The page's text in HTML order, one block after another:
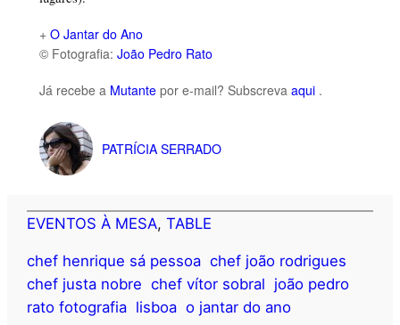
+ O Jantar do Ano
© Fotografia: João Pedro Rato
Já recebe a Mutantepor e-mail? Subscreva aqui .
PATRÍCIA SERRADO
EVENTOS À MESA, TABLE
chef henrique sá pessoa chef joão rodrigues
chef justa nobre chef vítor sobral joão pedro
rato fotografia lisboa o jantar do ano